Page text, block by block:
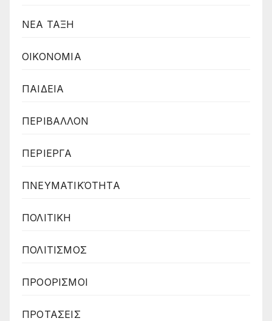
ΝΕΑ ΤΑΞΗ
ΟΙΚΟΝΟΜΙΑ
ΠΑΙΔΕΙΑ
ΠΕΡΙΒΑΛΛΟΝ
ΠΕΡΙΕΡΓΑ
ΠΝΕΥΜΑΤΙΚΌΤΗΤΑ
ΠΟΛΙΤΙΚΗ
ΠΟΛΙΤΙΣΜΟΣ
ΠΡΟΟΡΙΣΜΟΙ
ΠΡΟΤΑΣΕΙΣ